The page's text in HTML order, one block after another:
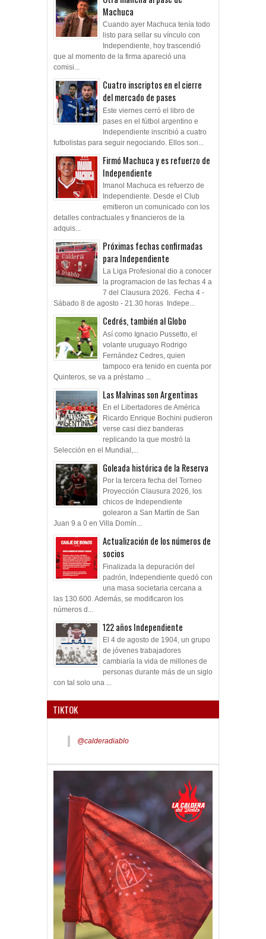
Machuca
Cuando ayer Machuca tenía todo
listo para sellar su vínculo con
Independiente, hoy trascendió
que al momento de la firma apareció una
comisi...
Cuatro inscriptos en el cierre
del mercado de pases
Este viernes cerró el libro de
pases en el fútbol argentino e
Independiente inscribió a cuatro
futbolistas para seguir negociando. Ellos son...
Firmó Machuca y es refuerzo de
Independiente
Imanol Machuca es refuerzo de
Independiente. Desde el Club
emitieron un comunicado con los
detalles contractuales y financieros de la
adquis...
Próximas fechas confirmadas
para Independiente
La Liga Profesional dio a conocer
la programacion de las fechas 4 a
7 del Clausura 2026. Fecha 4 -
Sábado 8 de agosto - 21.30 horas Indepe...
Cedrés, también al Globo
Así como Ignacio Pussetto, el
volante uruguayo Rodrigo
Fernández Cedres, quien
tampoco era tenido en cuenta por
Quinteros, se va a préstamo ...
Las Malvinas son Argentinas
En el Libertadores de América
Ricardo Enrique Bochini pudieron
verse casi diez banderas
replicando la que mostró la
Selección en el Mundial,...
Goleada histórica de la Reserva
Por la tercera fecha del Torneo
Proyección Clausura 2026, los
chicos de Independiente
golearon a San Martín de San
Juan 9 a 0 en Villa Domín...
Actualización de los números de
socios
Finalizada la depuración del
padrón, Independiente quedó con
una masa societaria cercana a
las 130.600. Además, se modificaron los
números d...
122 años Independiente
El 4 de agosto de 1904, un grupo
de jóvenes trabajadores
cambiaría la vida de millones de
personas durante más de un siglo
con tal solo una ...
TIKTOK
@calderadiablo